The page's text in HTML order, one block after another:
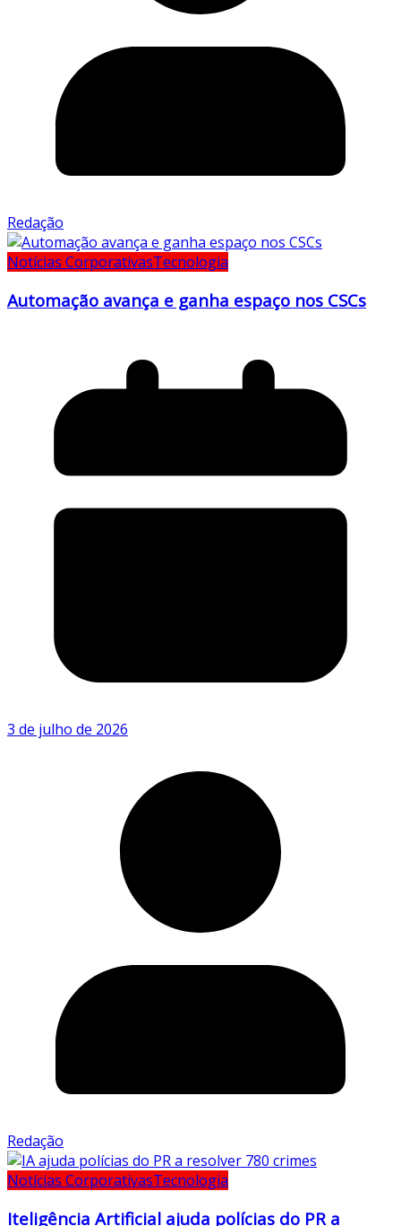
Redação
Notícias CorporativasTecnologia
Automação avança e ganha espaço nos CSCs
3 de julho de 2026
Redação
Notícias CorporativasTecnologia
Iteligência Artificial ajuda polícias do PR a